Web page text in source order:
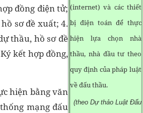
(internet) và các thiết
bị điện toán để thực
hiện lựa chọn nhà
thầu, nhà đầu tư theo
quy định của pháp luật
về đấu thầu.
(theo Dự thảo Luật Đấu
đồng điện tử;
sơ đề xuất; 4.
thầu, hồ sơ đề
kết hợp đồng,
hiện bằng văn
mạng đấu